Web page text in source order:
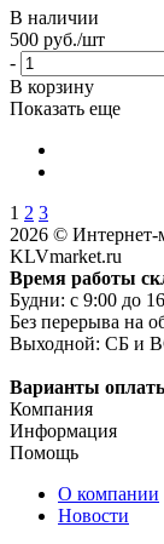
В наличии
500 руб./шт
-
В корзину
Показать еще
1 2 3
2026 © Интернет-
KLVmarket.ru
Время работы
Будни: c 9:00 до
Без перерыва на
Выходной: СБ и
Варианты
Компания
Информация
Помощь
О компании
Новости